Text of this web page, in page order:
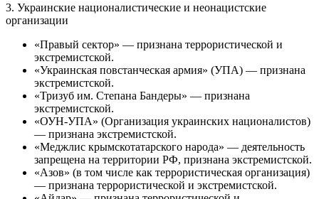
3. Украинские националистические и неонацистские
организации
«Правый сектор» — признана террористической и
экстремистской.
«Украинская повстанческая армия» (УПА) — признана
экстремистской.
«Тризуб им. Степана Бандеры» — признана
экстремистской.
«ОУН-УПА» (Организация украинских националистов)
— признана экстремистской.
«Меджлис крымскотатарского народа» — деятельность
запрещена на территории РФ, признана экстремистской.
«Азов» (в том числе как террористическая организация)
— признана террористической и экстремистской.